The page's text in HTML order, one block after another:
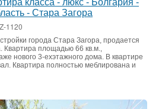
класса - люкс - Болгария -
- Стара Загора
1120
города Стара Загора, продается
Квартира площадью 66 кв.м.,
нового 3-ехэтажного дома. В квартире
Квартира полностью меблирована и